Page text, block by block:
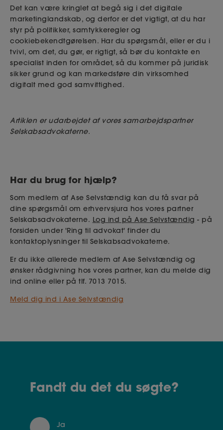
Det kan være kringlet at begå sig i det digitale
marketinglandskab, og derfor er det vigtigt, at du har
styr på politikker, samtykkeregler og
cookiebekendtgørelsen. Har du spørgsmål, eller er du i
tvivl, om det, du gør, er rigtigt, så bør du kontakte en
specialist inden for området, så du kommer på juridisk
sikker grund og kan markedsføre din virksomhed
digitalt med god samvittighed.
Artiklen er udarbejdet af vores samarbejdspartner
Selskabsadvokaterne.
Har du brug for hjælp?
Som medlem af Ase Selvstændig kan du få svar på
dine spørgsmål om erhvervsjura hos vores partner
Selskabsadvokaterne. Log ind på Ase Selvstændig - på
forsiden under 'Ring til advokat' finder du
kontaktoplysninger til Selskabsadvokaterne.
Er du ikke allerede medlem af Ase Selvstændig og
ønsker rådgivning hos vores partner, kan du melde dig
ind online eller på tlf. 7013 7015.
Meld dig ind i Ase Selvstændig
Fandt du det du søgte?
Ja